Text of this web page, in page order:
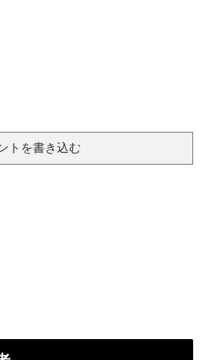
トを書き込む